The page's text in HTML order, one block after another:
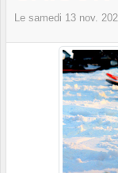
Le samedi 13 nov.